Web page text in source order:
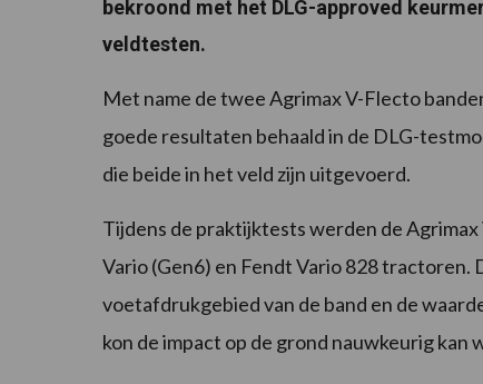
bekroond met het DLG-approved
veldtesten.
Met name de twee Agrimax V-Flecto
goede resultaten behaald in de DLG-
die beide in het veld zijn uitgevoerd.
Tijdens de praktijktests werden de
Vario (Gen6) en Fendt Vario 828
voetafdrukgebied van de band en de
kon de impact op de grond nauwkeurig